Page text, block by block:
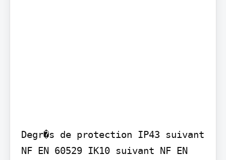
Degr�s de protection IP43 suivant
NF EN 60529 IK10 suivant NF EN